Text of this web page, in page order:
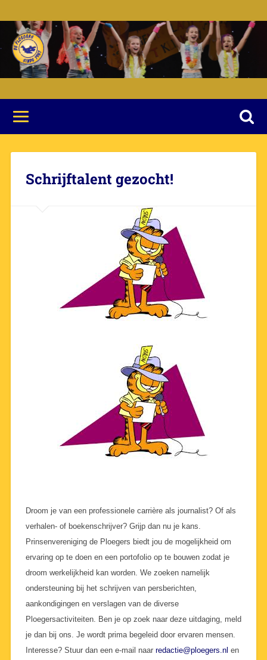
Schrijftalent gezocht!
Droom je van een professionele carrière als journalist? Of als
verhalen- of boekenschrijver? Grijp dan nu je kans.
Prinsenvereniging de Ploegers biedt jou de mogelijkheid om
ervaring op te doen en een portofolio op te bouwen zodat je
droom werkelijkheid kan worden. We zoeken namelijk
ondersteuning bij het schrijven van persberichten,
aankondigingen en verslagen van de diverse
Ploegersactiviteiten. Ben je op zoek naar deze uitdaging, meld
je dan bij ons. Je wordt prima begeleid door ervaren mensen.
Interesse? Stuur dan een e-mail naar redactie@ploegers.nl en